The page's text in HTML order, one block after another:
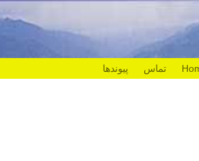
تماس پیوندها